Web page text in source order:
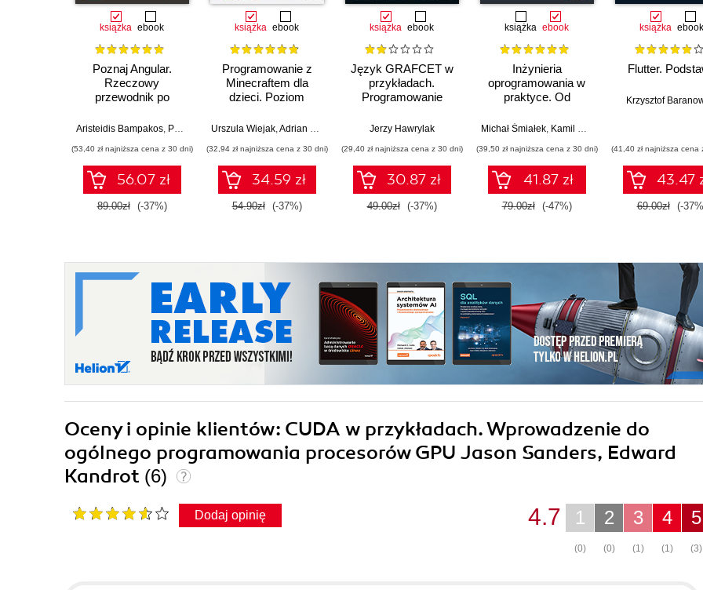
książka ebook
Poznaj Angular.
Rzeczowy
przewodnik po
webowych z użyciem
15. Wydanie IV
Aristeidis Bampakos, Pablo Deeleman
(53,40 zł najniższa cena z 30 dni)
56.07 zł
89.00zł (-37%)
książka ebook
Programowanie z
Minecraftem dla
dzieci. Poziom
zaawansowany.
Urszula Wiejak,Adrian Wojciechowski
(32,94 zł najniższa cena z 30 dni)
34.59 zł
54.90zł (-37%)
książka ebook
Język GRAFCET w
przykładach.
Programowanie
Jerzy Hawrylak
(29,40 zł najniższa cena z 30 dni)
30.87 zł
49.00zł (-37%)
książka ebook
Inżynieria
oprogramowania w
praktyce. Od
językiem UML
Michał Śmiałek, Kamil Rybiński
(39,50 zł najniższa cena z 30 dni)
41.87 zł
79.00zł (-47%)
książka ebook
Flutter.
Krzysztof
(41,40 zł najniższa cena
43.47
69.00zł (-
Oceny i opinie klientów: CUDA w przykładach. Wprowadzenie do
ogólnego programowania procesorów GPU Jason Sanders, Edward
Kandrot (6)
Dodaj opinię 5
(3)
4
(1)
3
(1)
2
(0)
1
(0)
4.7